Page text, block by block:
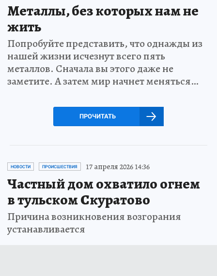
Металлы, без которых нам не
жить
Попробуйте представить, что однажды из
нашей жизни исчезнут всего пять
металлов. Сначала вы этого даже не
заметите. А затем мир начнет меняться…
ПРОЧИТАТЬ
НОВОСТИ ПРОИСШЕСТВИЯ 17 апреля 2026 14:36
Частный дом охватило огнем
в тульском Скуратово
Причина возникновения возгорания
устанавливается